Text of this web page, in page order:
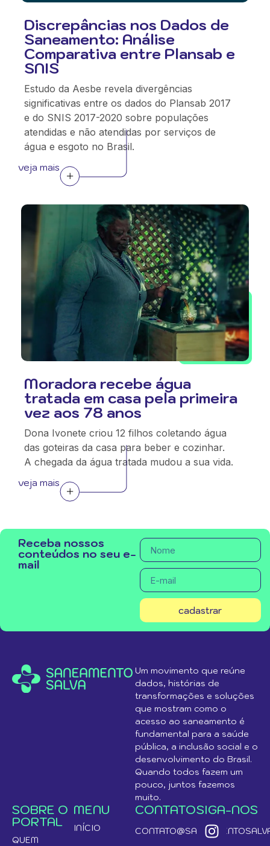
Discrepâncias nos Dados de
Saneamento: Análise
Comparativa entre Plansab e
SNIS
Estudo da Aesbe revela divergências
significativas entre os dados do Plansab 2017
e do SNIS 2017-2020 sobre populações
atendidas e não atendidas por serviços de
água e esgoto no Brasil.
veja mais
Moradora recebe água
tratada em casa pela primeira
vez aos 78 anos
Dona Ivonete criou 12 filhos coletando água
das goteiras da casa para beber e cozinhar.
A chegada da água tratada mudou a sua vida.
veja mais
Receba nossos
conteúdos no seu e-
mail
cadastrar
Um movimento que reúne
dados, histórias de
transformações e soluções
que mostram como o
acesso ao saneamento é
fundamental para a saúde
pública, a inclusão social e o
desenvolvimento do Brasil.
Quando todos fazem um
pouco, juntos fazemos
muito.
SOBRE O
PORTAL
QUEM
MENU
INÍCIO
CONTATOSIGA-NOS